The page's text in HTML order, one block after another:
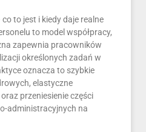
to jest i kiedy daje realne
to model współpracy,
zapewnia pracowników
określonych zadań w
oznacza to szybkie
elastyczne
przeniesienie części
administracyjnych na